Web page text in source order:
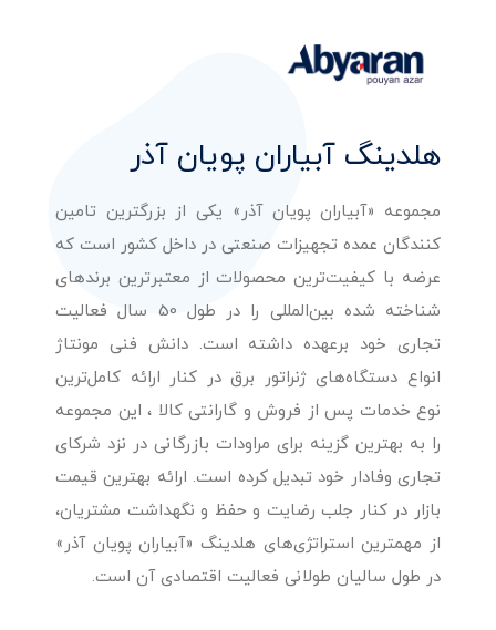
هلدینگ آبیاران پویان آذر
مجموعه «آبیاران پویان آذر» یکی از بزرگترین تامین
کنندگان عمده تجهیزات صنعتی در داخل کشور است که
عرضه با کیفیت‌ترین محصولات از معتبرترین برندهای
شناخته شده بین‌المللی را در طول 50 سال فعالیت
تجاری خود برعهده داشته است. دانش فنی مونتاژ
انواع دستگاه‌های ژنراتور برق در کنار ارائه کامل‌ترین
نوع خدمات پس از فروش و گارانتی کالا ، این مجموعه
را به بهترین گزینه برای مراودات بازرگانی در نزد شرکای
تجاری وفادار خود تبدیل کرده است. ارائه بهترین قیمت
بازار در کنار جلب رضایت و حفظ و نگهداشت مشتریان،
از مهمترین استراتژی‌های هلدینگ «آبیاران پویان آذر»
در طول سالیان طولانی فعالیت اقتصادی آن است.